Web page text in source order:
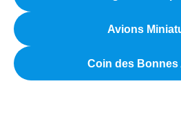
Avions
Coin des Bonnes